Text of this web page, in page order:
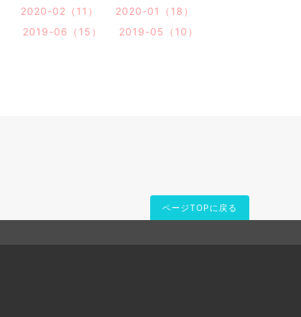
2020-02（11）
2020-01（18）
2019-06（15）
2019-05（10）
ページTOPに戻る